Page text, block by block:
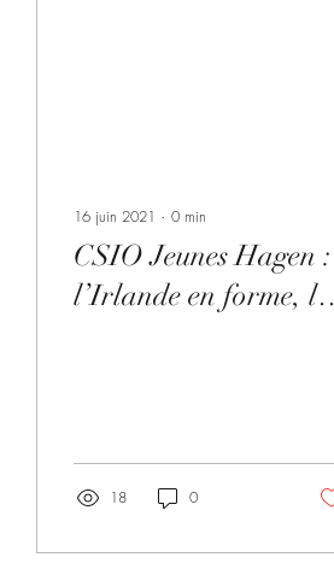
16 juin 2021 ∙ 0 min
CSIO Jeunes Hagen :
l’Irlande en forme, la
2021
18 0